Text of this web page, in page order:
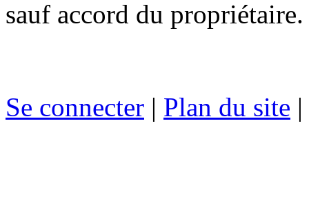
sauf accord du propriétaire.
Se connecter | Plan du site |